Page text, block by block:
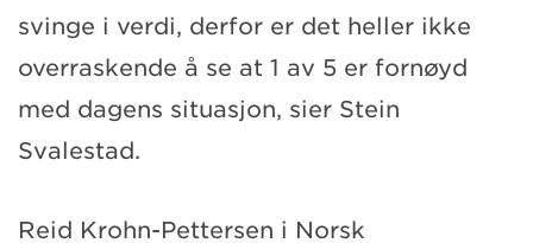
svinge i verdi, derfor er det heller ikke
overraskende å se at 1 av 5 er fornøyd
med dagens situasjon, sier Stein
Svalestad.
Reid Krohn-Pettersen i Norsk